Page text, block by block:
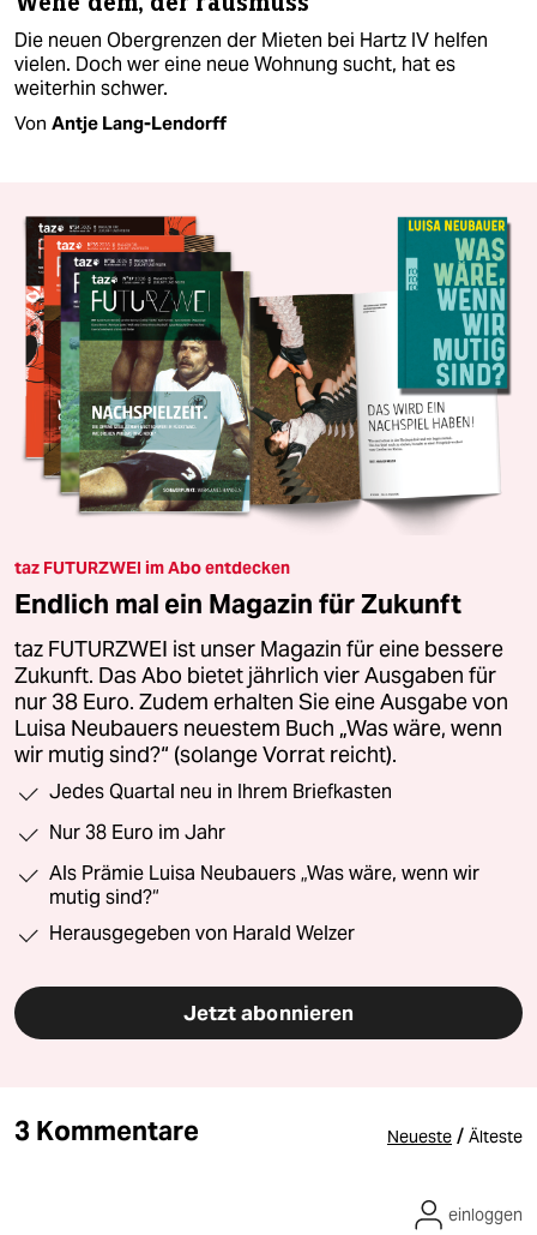
Die neuen Obergrenzen der Mieten bei Hartz IV helfen
vielen. Doch wer eine neue Wohnung sucht, hat es
weiterhin schwer.
Von Antje Lang-Lendorff
taz FUTURZWEI im Abo entdecken
Endlich mal ein Magazin für Zukunft
taz FUTURZWEI ist unser Magazin für eine bessere
Zukunft. Das Abo bietet jährlich vier Ausgaben für
nur 38 Euro. Zudem erhalten Sie eine Ausgabe von
Luisa Neubauers neuestem Buch „Was wäre, wenn
wir mutig sind?“ (solange Vorrat reicht).
Jedes Quartal neu in Ihrem Briefkasten
Nur 38 Euro im Jahr
Als Prämie Luisa Neubauers „Was wäre, wenn wir
mutig sind?“
Herausgegeben von Harald Welzer
Jetzt abonnieren
3 Kommentare Neueste / Älteste
einloggen